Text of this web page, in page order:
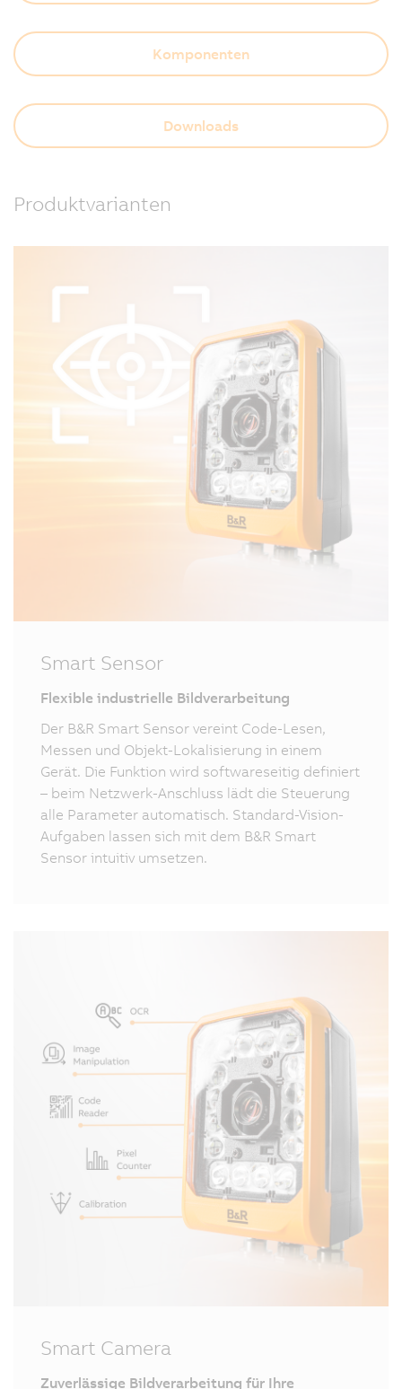
Komponenten
Downloads
Produktvarianten
Smart Sensor
Flexible industrielle Bildverarbeitung
Der B&R Smart Sensor vereint Code-Lesen,
Messen und Objekt-Lokalisierung in einem
Gerät. Die Funktion wird softwareseitig definiert
– beim Netzwerk-Anschluss lädt die Steuerung
alle Parameter automatisch. Standard-Vision-
Aufgaben lassen sich mit dem B&R Smart
Sensor intuitiv umsetzen.
Smart Camera
Zuverlässige Bildverarbeitung für Ihre